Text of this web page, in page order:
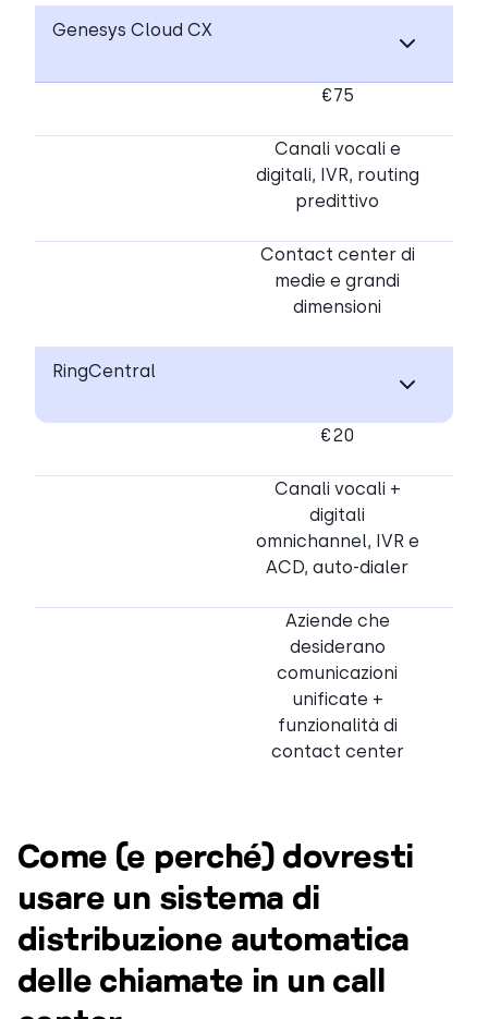
Genesys Cloud CX
€75
Canali vocali e
digitali, IVR, routing
predittivo
Contact center di
medie e grandi
dimensioni
RingCentral
€20
Canali vocali +
digitali
omnichannel, IVR e
ACD, auto-dialer
Aziende che
desiderano
comunicazioni
unificate +
funzionalità di
contact center
Come (e perché) dovresti
usare un sistema di
distribuzione automatica
delle chiamate in un call